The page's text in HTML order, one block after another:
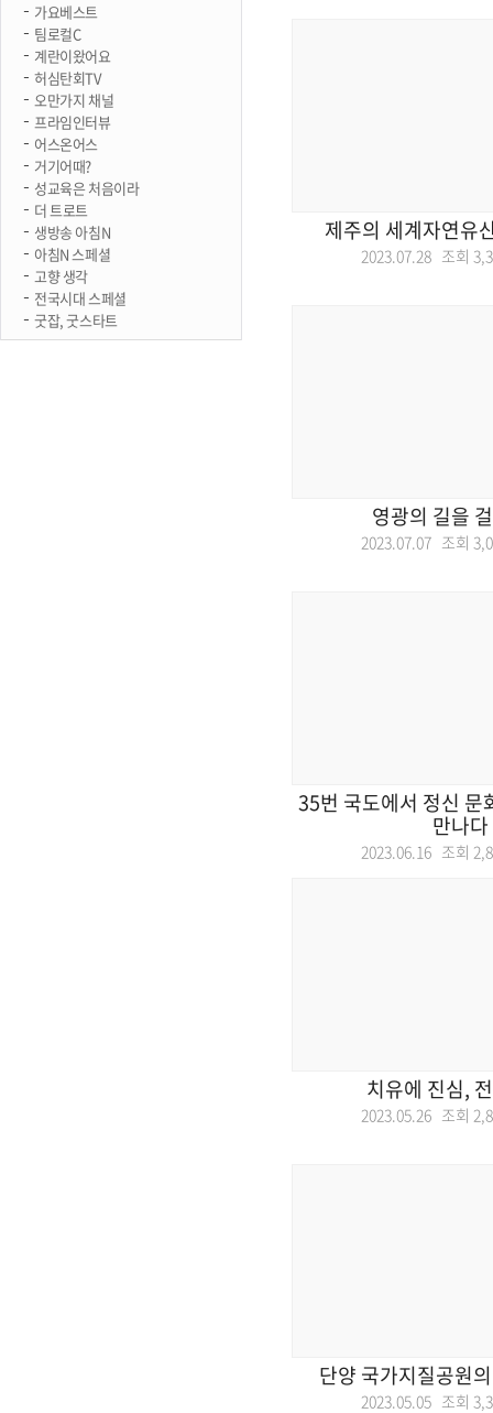
가요베스트
팀로컬C
계란이왔어요
허심탄회TV
오만가지 채널
프라임인터뷰
어스온어스
거기어때?
성교육은 처음이라
더 트로트
생방송 아침N
아침N 스페셜
고향 생각
전국시대 스페셜
굿잡, 굿스타트
제주의 세계자연유
2023.07.28 조회
영광의 길을
2023.07.07 조회
35번 국도에서 정신 문
만나다
2023.06.16 조회
치유에 진심,
2023.05.26 조회
단양 국가지질공원
2023.05.05 조회